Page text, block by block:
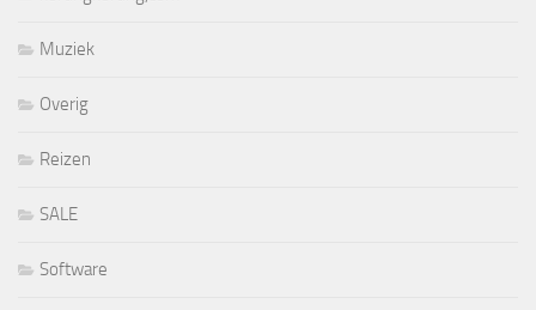
Muziek
Overig
Reizen
SALE
Software